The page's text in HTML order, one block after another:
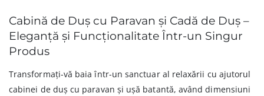
Cabină de Duș cu Paravan și Cadă de Duș –
Eleganță și Funcționalitate Într-un Singur
Produs
Transformați-vă baia într-un sanctuar al relaxării cu ajutorul
cabinei de duș cu paravan și ușă batantă, având dimensiuni